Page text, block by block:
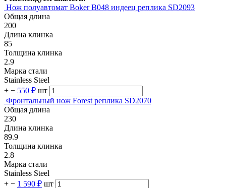
Нож полуавтомат Boker B048 индеец реплика SD2093
Общая длина
200
Длина клинка
85
Толщина клинка
2.9
Марка стали
Stainless Steel
+ − 550 ₽ шт
Фронтальный нож Forest реплика SD2070
Общая длина
230
Длина клинка
89.9
Толщина клинка
2.8
Марка стали
Stainless Steel
+ − 1 590 ₽ шт